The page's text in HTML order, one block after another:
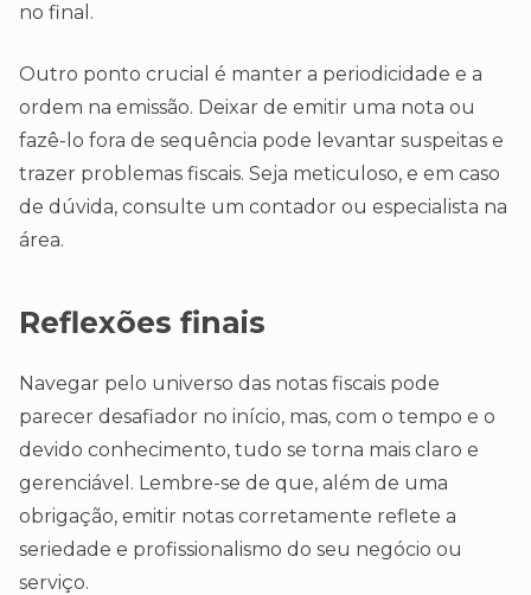
no final.
Outro ponto crucial é manter a periodicidade e a
ordem na emissão. Deixar de emitir uma nota ou
fazê-lo fora de sequência pode levantar suspeitas e
trazer problemas fiscais. Seja meticuloso, e em caso
de dúvida, consulte um contador ou especialista na
área.
Reflexões finais
Navegar pelo universo das notas fiscais pode
parecer desafiador no início, mas, com o tempo e o
devido conhecimento, tudo se torna mais claro e
gerenciável. Lembre-se de que, além de uma
obrigação, emitir notas corretamente reflete a
seriedade e profissionalismo do seu negócio ou
serviço.